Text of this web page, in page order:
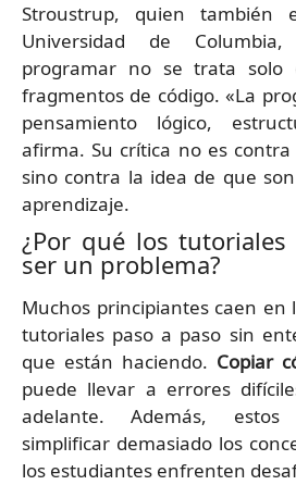
Stroustrup, quien también
Universidad de
programar no se trata solo
fragmentos de código. «La
pensamiento lógico,
afirma. Su crítica no es
sino contra la idea de que
aprendizaje.
¿Por qué los
ser un problema?
Muchos principiantes caen
tutoriales paso a paso sin
que están haciendo. Copiar
puede llevar a errores
adelante. Además, estos
simplificar demasiado los
los estudiantes enfrenten